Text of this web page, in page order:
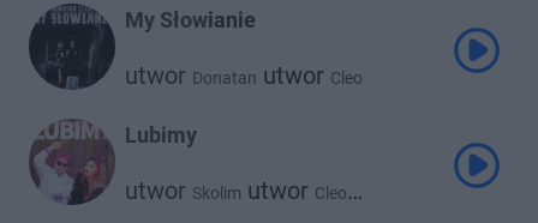
Golec Uorkiestra
My Słowianie
utwor Donatan utwor Cleo
Lubimy
utwor Skolim utwor Cleo